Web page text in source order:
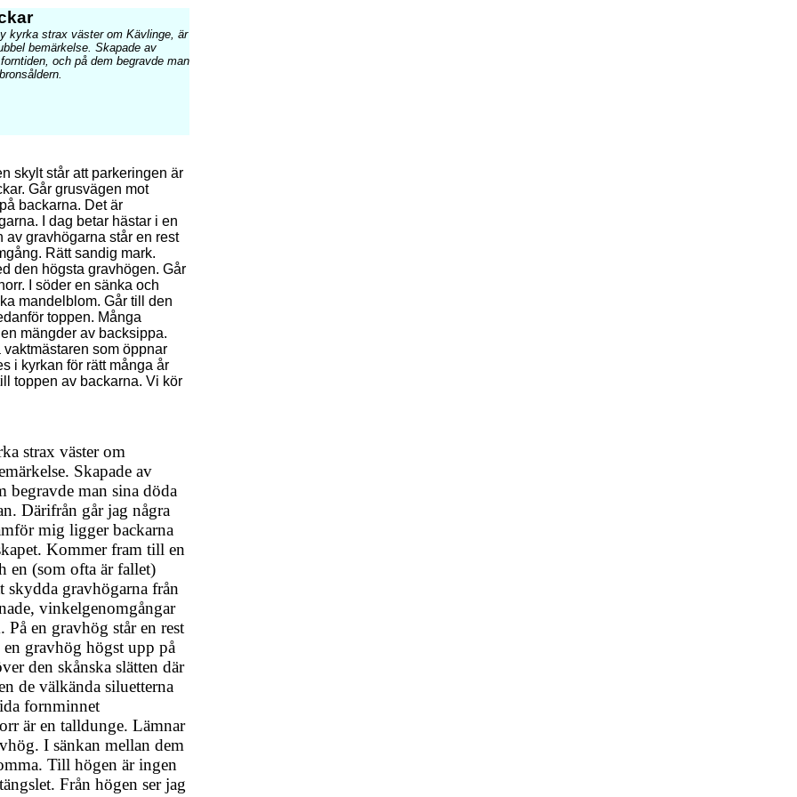
kyrka strax väster om Kävlinge, är
bemärkelse. Skapade av
och på dem begravde man
skylt står att parkeringen är
Går grusvägen mot
backarna. Det är
I dag betar hästar i en
gravhögarna står en rest
Rätt sandig mark.
den högsta gravhögen. Går
I söder en sänka och
mandelblom. Går till den
toppen. Många
mängder av backsippa.
som öppnar
i kyrkan för rätt många år
toppen av backarna. Vi kör
strax väster om
Skapade av
begravde man sina döda
Därifrån går jag några
mig ligger backarna
Kommer fram till en
en (som ofta är fallet)
gravhögarna från
vinkelgenomgångar
en gravhög står en rest
gravhög högst upp på
den skånska slätten där
de välkända siluetterna
fornminnet
är en talldunge. Lämnar
I sänkan mellan dem
Till högen är ingen
Från högen ser jag